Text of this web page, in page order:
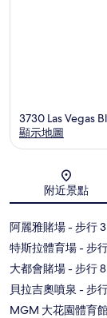
3730 Las Vegas
顯示地圖
附近景點
阿麗雅賭場- 步行
特斯拉體育場- 步
大都會賭場- 步行
貝拉吉奧噴泉 - 步
MGM 大花園體育